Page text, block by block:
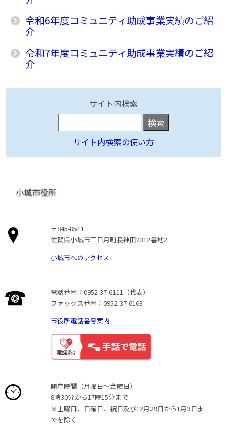
令和6年度コミュニティ助成事業実績のご紹
介
令和7年度コミュニティ助成事業実績のご紹
介
サイト内検索
サイト内検索の使い方
小城市役所
〒845-8511
佐賀県小城市三日月町長神田2312番地2
小城市へのアクセス
電話番号：0952-37-6111（代表）
ファックス番号：0952-37-6163
市役所電話番号案内
開庁時間（月曜日〜金曜日）
8時30分から17時15分まで
※土曜日、日曜日、祝日及び12月29日から1月3日ま
でを除く